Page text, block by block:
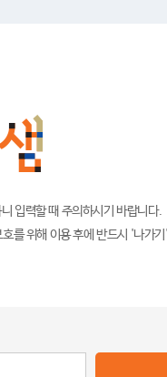
입력할 때 주의하시기 바랍니다.
를 위해 이용 후에 반드시 '나가